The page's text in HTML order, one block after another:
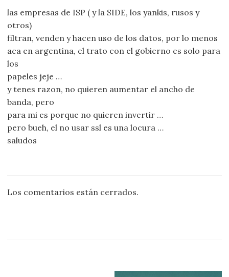
las empresas de ISP ( y la SIDE, los yankis, rusos y
otros)
filtran, venden y hacen uso de los datos, por lo menos
aca en argentina, el trato con el gobierno es solo para
los
papeles jeje …
y tenes razon, no quieren aumentar el ancho de
banda, pero
para mi es porque no quieren invertir …
pero bueh, el no usar ssl es una locura …
saludos
Los comentarios están cerrados.